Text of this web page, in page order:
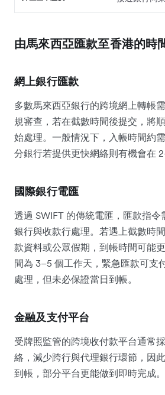
由馬來西亞匯款至香港的時
網上銀行匯款
多數馬來西亞銀行的跨境網上轉帳
規審查，若在截數時間後提交，將
始處理。一般情況下，入帳時間約
分銀行若提供更快網絡則有機會在
國際銀行電匯
透過 SWIFT 的傳統電匯，匯款指令
銀行與收款行處理。若遇上截數時
款資料或公眾假期，到帳時間可能
間為 3–5 個工作天，緊急匯款可支
處理，但未必保證當日到帳。
金融及支付平台
受牌照監管的跨境收付款平台通常
絡，減少跨行與代理銀行環節，因
到帳，部分平台更能做到即時完成。